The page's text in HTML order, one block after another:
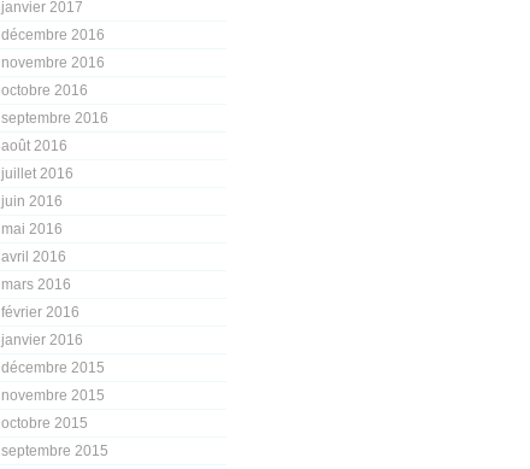
janvier 2017
décembre 2016
novembre 2016
octobre 2016
septembre 2016
août 2016
juillet 2016
juin 2016
mai 2016
avril 2016
mars 2016
février 2016
janvier 2016
décembre 2015
novembre 2015
octobre 2015
septembre 2015